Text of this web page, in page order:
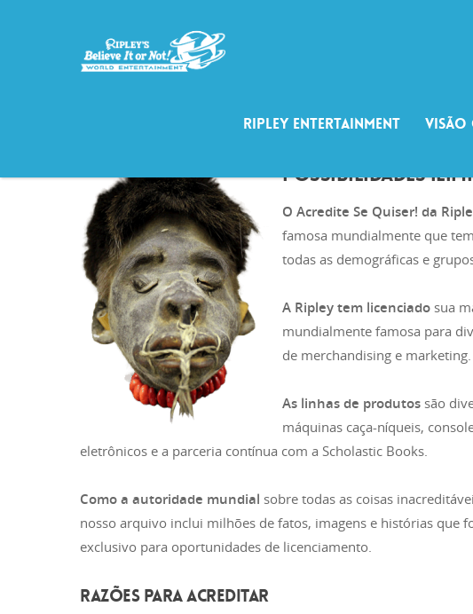
Ripley Entertainment Visão
POSSIBILIDADES
O Acredite Se Quiser! da
famosa mundialmente que
todas as demográficas e
A Ripley tem licenciado sua
mundialmente famosa para
de merchandising e marketing.
As linhas de produtos são
máquinas caça-níqueis,
eletrônicos e a parceria contínua com a Scholastic Books.
Como a autoridade mundial sobre todas as coisas
nosso arquivo inclui milhões de fatos, imagens e histórias que
exclusivo para oportunidades de licenciamento.
RAZÕES PARA ACREDITAR